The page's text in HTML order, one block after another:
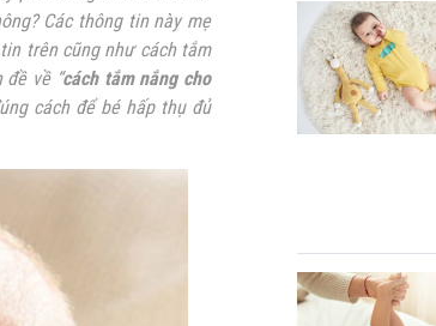
Các thông tin này mẹ
trên cũng như cách tắm
về “cách tắm nắng cho
cách để bé hấp thụ đủ